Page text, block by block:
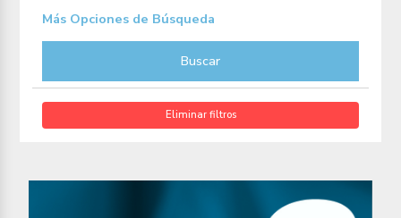
Más Opciones de Búsqueda
Buscar
Eliminar filtros